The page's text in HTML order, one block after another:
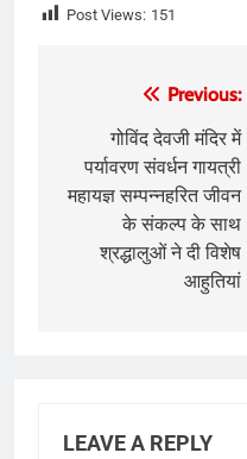
Post Views: 151
navigation
Previous:
गोविंद देवजी मंदिर में
पर्यावरण संवर्धन गायत्री
महायज्ञ सम्पन्नहरित जीवन
के संकल्प के साथ
श्रद्धालुओं ने दी विशेष
आहुतियां
LEAVE A REPLY